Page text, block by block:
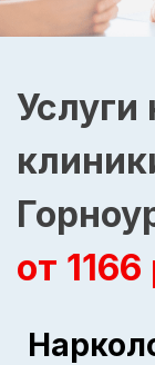
Услуги
от